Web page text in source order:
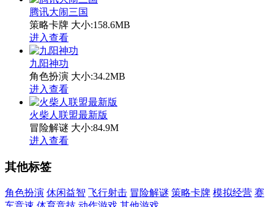
腾讯大闹三国
策略卡牌 大小:158.6MB
进入查看
九阳神功
角色扮演 大小:34.2MB
进入查看
火柴人联盟最新版
冒险解谜 大小:84.9M
进入查看
其他标签
角色扮演 休闲益智 飞行射击 冒险解谜 策略卡牌 模拟经营 赛